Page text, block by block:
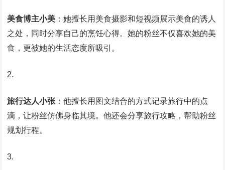
美食博主小美 ：她擅长用美食摄影和短视频展示美食的诱人
之处，同时分享自己的烹饪心得。她的粉丝不仅喜欢她的美
食，更被她的生活态度所吸引。
旅行达人小张 ：他擅长用图文结合的方式记录旅行中的点
滴，让粉丝仿佛身临其境。他还会分享旅行攻略，帮助粉丝
规划行程。